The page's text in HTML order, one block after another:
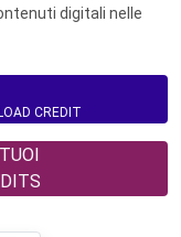
digitali nelle
CREDIT